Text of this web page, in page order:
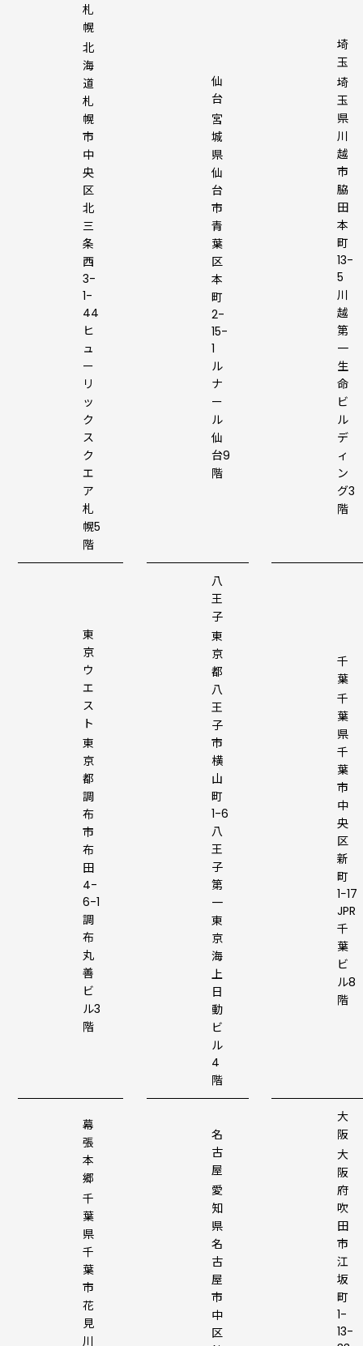
札
幌
北
海
道
札
幌
市
中
央
区
北
三
条
西
3-
1-
44
ヒ
ュ
ー
リ
ッ
ク
ス
ク
エ
ア
札
幌5
階
仙
台
宮
城
県
仙
台
市
青
葉
区
本
町
2-
15-
1
ル
ナ
ー
ル
仙
台9
階
埼
玉
埼
玉
県
川
越
市
脇
田
本
町
13-
5
川
越
第
一
生
命
ビ
ル
デ
ィ
ン
グ3
階
東
京
ウ
エ
ス
ト
東
京
都
調
布
市
布
田
4-
6-1
調
布
丸
善
ビ
ル3
階
八
王
子
東
京
都
八
王
子
市
横
山
町
1-6
八
王
子
第
一
東
京
海
上
日
動
ビ
ル
4
階
千
葉
千
葉
県
千
葉
市
中
央
区
新
町
1−17
JPR
千
葉
ビ
ル8
階
幕
張
本
郷
千
葉
県
千
葉
市
花
見
川
名
古
屋
愛
知
県
名
古
屋
市
中
区
大
阪
大
阪
府
吹
田
市
江
坂
町
1-
13-